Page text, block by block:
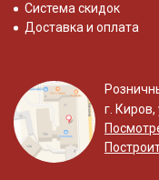
Система скидок
Доставка и оплата
г.